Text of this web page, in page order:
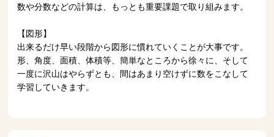
数や分数などの計算は、もっとも重要課題で取り組みます。
【図形】
出来るだけ早い段階から図形に慣れていくことが大事です。
形、角度、面積、体積等、簡単なところから徐々に、そして
一度に沢山はやらずとも、間はあまり空けずに数をこなして
学習していきます。